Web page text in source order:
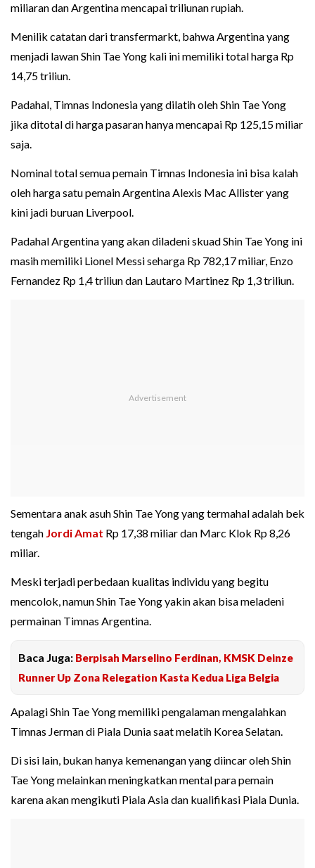
miliaran dan Argentina mencapai triliunan rupiah.
Menilik catatan dari transfermarkt, bahwa Argentina yang
menjadi lawan Shin Tae Yong kali ini memiliki total harga Rp
14,75 triliun.
Padahal, Timnas Indonesia yang dilatih oleh Shin Tae Yong
jika ditotal di harga pasaran hanya mencapai Rp 125,15 miliar
saja.
Nominal total semua pemain Timnas Indonesia ini bisa kalah
oleh harga satu pemain Argentina Alexis Mac Allister yang
kini jadi buruan Liverpool.
Padahal Argentina yang akan diladeni skuad Shin Tae Yong ini
masih memiliki Lionel Messi seharga Rp 782,17 miliar, Enzo
Fernandez Rp 1,4 triliun dan Lautaro Martinez Rp 1,3 triliun.
Sementara anak asuh Shin Tae Yong yang termahal adalah bek
tengah Jordi Amat Rp 17,38 miliar dan Marc Klok Rp 8,26
miliar.
Meski terjadi perbedaan kualitas individu yang begitu
mencolok, namun Shin Tae Yong yakin akan bisa meladeni
permainan Timnas Argentina.
Baca Juga: Berpisah Marselino Ferdinan, KMSK Deinze
Runner Up Zona Relegation Kasta Kedua Liga Belgia
Apalagi Shin Tae Yong memiliki pengalaman mengalahkan
Timnas Jerman di Piala Dunia saat melatih Korea Selatan.
Di sisi lain, bukan hanya kemenangan yang diincar oleh Shin
Tae Yong melainkan meningkatkan mental para pemain
karena akan mengikuti Piala Asia dan kualifikasi Piala Dunia.